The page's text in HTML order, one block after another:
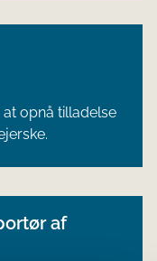
opnå tilladelse
af